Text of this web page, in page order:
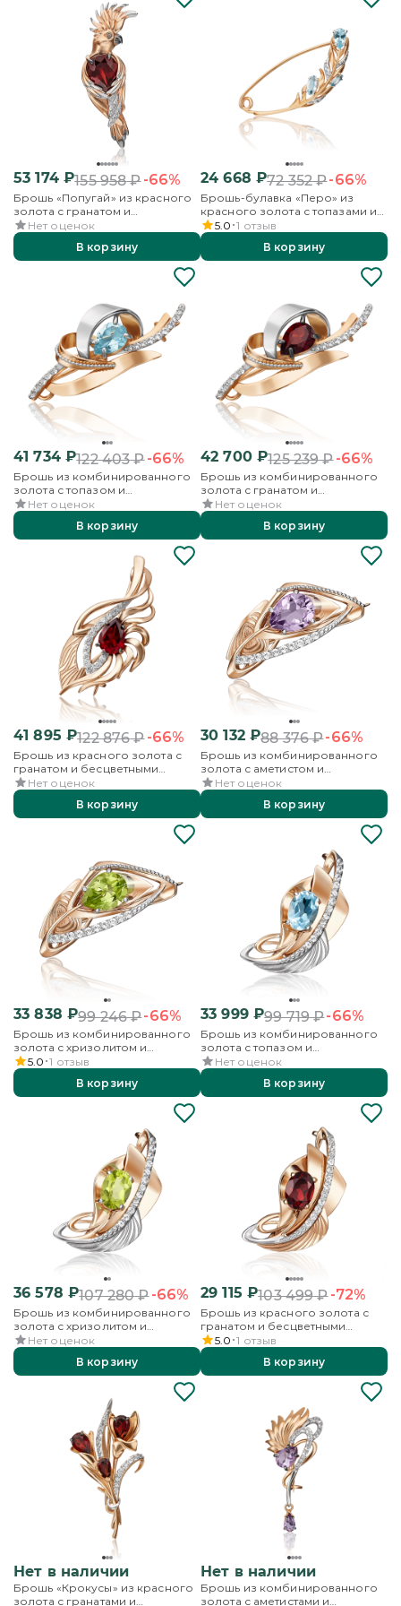
53 174₽155 958₽-66%
Брошь «Попугай» из красного
золота с гранатом и
бесцветными топазами
Нет оценок
В корзину
24 668 ₽72 352₽-66%
Брошь-булавка «Перо» из
красного золота с топазами и
бесцветными топазами
5.0 1 отзыв
В корзину
41 734₽122 403₽-66%
Брошь из комбинированного
золота с топазом и
бесцветными топазами
Нет оценок
В корзину
42 700₽125 239₽-66%
Брошь из комбинированного
золота с гранатом и
бесцветными топазами
Нет оценок
В корзину
41 895 ₽122 876₽-66%
Брошь из красного золота с
гранатом и бесцветными
топазами
Нет оценок
В корзину
30 132₽88 376₽-66%
Брошь из комбинированного
золота с аметистом и
бесцветными топазами
Нет оценок
В корзину
33 838 ₽99 246₽-66%
Брошь из комбинированного
золота с хризолитом и
бесцветными топазами
5.0 1 отзыв
В корзину
33 999₽99 719₽-66%
Брошь из комбинированного
золота с топазом и
бесцветными топазами
Нет оценок
В корзину
36 578 ₽107 280₽-66%
Брошь из комбинированного
золота с хризолитом и
бесцветными топазами
Нет оценок
В корзину
29 115 ₽103 499₽-72%
Брошь из красного золота с
гранатом и бесцветными
топазами
5.0 1 отзыв
В корзину
Нет в наличии
Брошь «Крокусы» из красного
золота с гранатами и
Нет в наличии
Брошь из комбинированного
золота с аметистами и